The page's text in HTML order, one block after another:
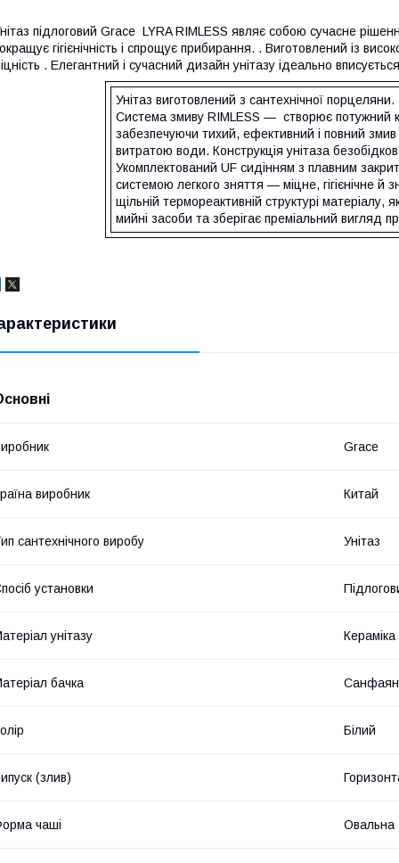
підлоговий Grace LYRA RIMLESS являє собою сучасне
гігієнічність і спрощує прибирання. . Виготовлений із
. Елегантний і сучасний дизайн унітазу ідеально
Унітаз виготовлений з сантехнічної порцеляни.
Система змиву RIMLESS — створює потужний
забезпечуючи тихий, ефективний і повний змив
витратою води. Конструкція унітаза
Укомплектований UF сидінням з плавним
системою легкого зняття — міцне, гігієнічне й
щільній термореактивній структурі матеріалу,
мийні засоби та зберігає преміальний вигляд
Grace
виробник Китай
сантехнічного виробу Унітаз
установки
унітазу Кераміка
бачка
Білий
(злив)
чаші Овальна